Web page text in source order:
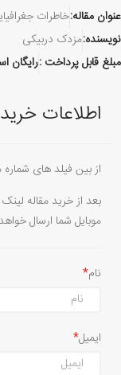
عنوان مقاله:خاطرات
نویسنده:مزدک دربیکی
مبلغ قابل پرداخت :رایگان
اطلاعات
از بین فیلد های شماره
بعد از خرید مقاله
موبایل شما ارسال
نام
ایمیل